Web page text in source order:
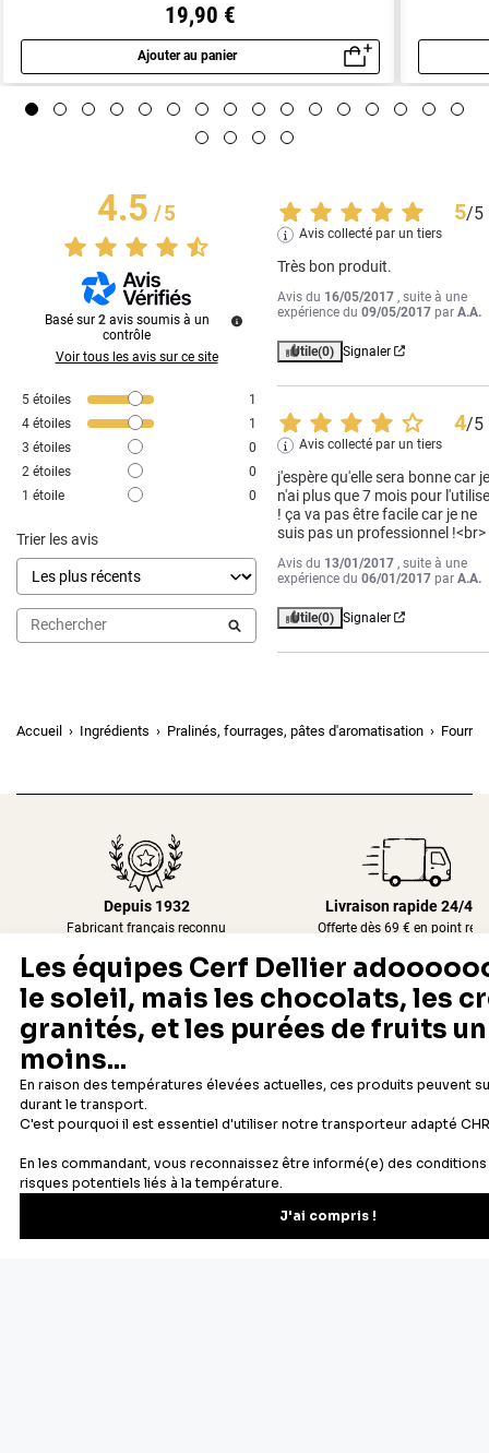
19,90 €
Ajouter au panier
Aperçu rapide
4.5/5
Basé sur 2 avis soumis à un
contrôle
Voir tous les avis sur ce site
5 étoiles
1
4 étoiles
1
3 étoiles
0
2 étoiles
0
1 étoile 0
Trier les avis
5/5
Avis collecté par un tiers
Très bon produit.
Avis du 16/05/2017 , suite à une
expérience du09/05/2017 parA.A.
Utile(0) Signaler
4/5
Avis collecté par un tiers
j'espère qu'elle sera bonne car
n'ai plus que 7 mois pour
! ça va pas être facile car je ne
suis pas un professionnel !<br>
Avis du 13/01/2017 , suite à une
expérience du06/01/2017 parA.A.
Utile(0) Signaler
Accueil Ingrédients Pralinés, fourrages, pâtes d'aromatisation
Depuis 1932
Fabricant français reconnu
Livraison rapide 24/48h
Offerte dès 69 € en point
Newsletter
Recevez les recettes, astuces et offres spéciales.
S'inscrire